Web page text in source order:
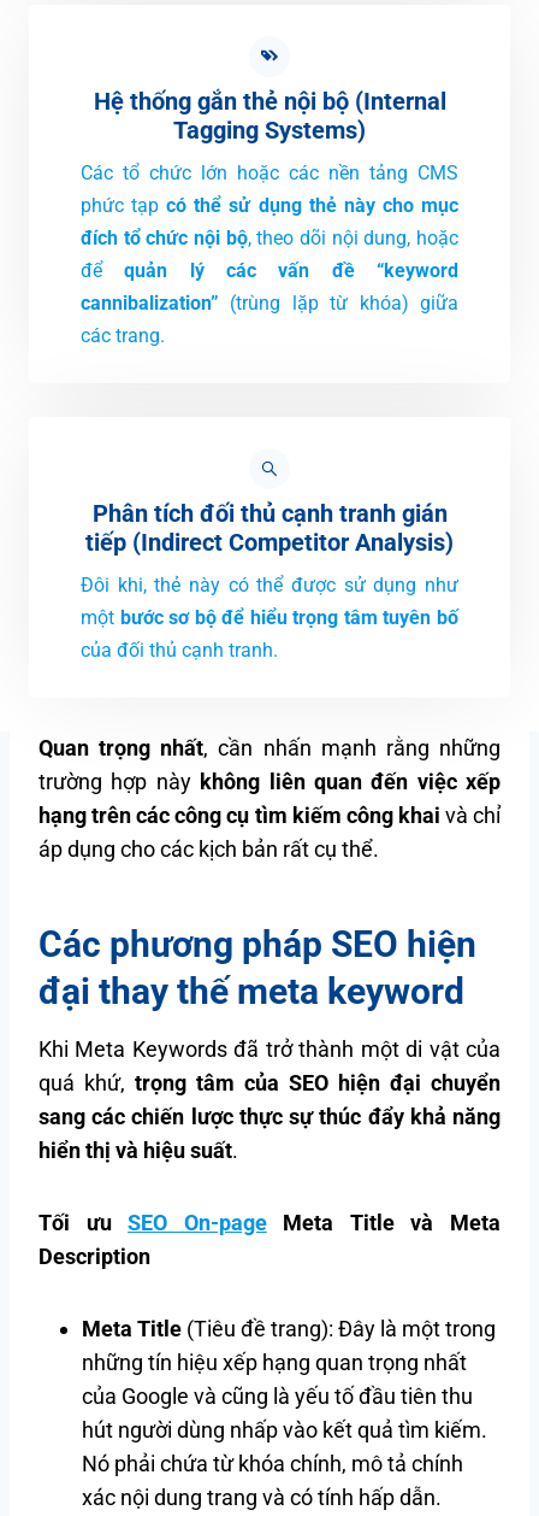
Hệ thống gắn thẻ nội bộ (Internal
Tagging Systems)
Các tổ chức lớn hoặc các nền tảng CMS
phức tạpcó thể sử dụng thẻ này cho mục
đích tổ chức nội bộ, theo dõi nội dung, hoặc
đểquản lý các vấn đề “keyword
cannibalization” (trùng lặp từ khóa) giữa
các trang.
Phân tích đối thủ cạnh tranh gián
tiếp (Indirect Competitor Analysis)
Đôi khi, thẻ này có thể được sử dụng như
một bước sơ bộ để hiểu trọng tâm tuyên bố
của đối thủ cạnh tranh.
Quan trọng nhất, cần nhấn mạnh rằng những
trường hợp nàykhông liên quan đến việc xếp
hạng trên các công cụ tìm kiếm công khai và chỉ
áp dụng cho các kịch bản rất cụ thể.
Các phương pháp SEO hiện
đại thay thế meta keyword
Khi Meta Keywords đã trở thành một di vật của
quá khứ, trọng tâm của SEO hiện đại chuyển
sang các chiến lược thực sự thúc đẩy khả năng
hiển thị và hiệu suất.
Tối ưuSEO On-pageMeta Title và Meta
Description
Meta Title (Tiêu đề trang): Đây là một trong
những tín hiệu xếp hạng quan trọng nhất
của Google và cũng là yếu tố đầu tiên thu
hút người dùng nhấp vào kết quả tìm kiếm.
Nó phải chứa từ khóa chính, mô tả chính
xác nội dung trang và có tính hấp dẫn.